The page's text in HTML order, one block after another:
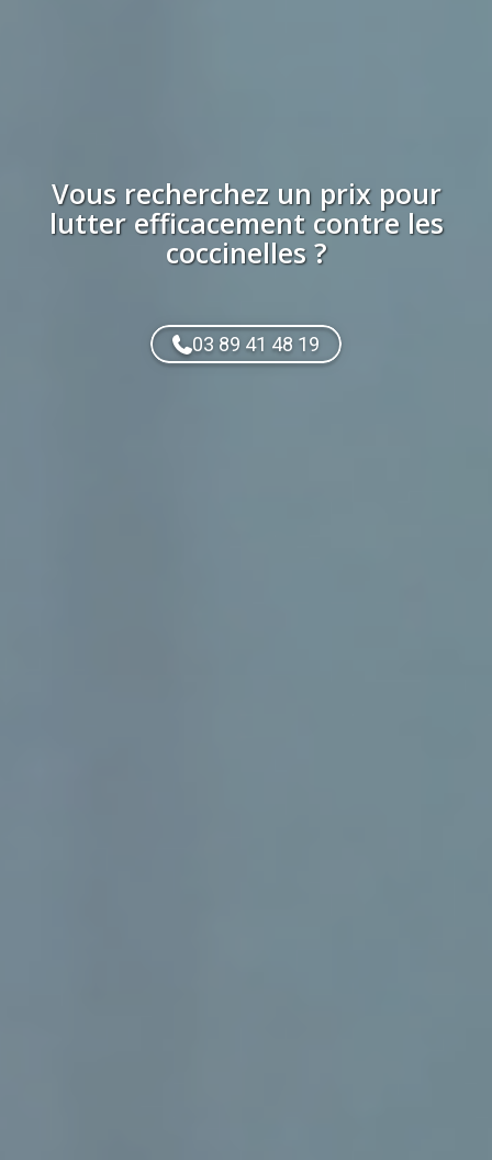
Vous recherchez un prixpour
lutter efficacement contre les
coccinelles?
03 89 41 48 19